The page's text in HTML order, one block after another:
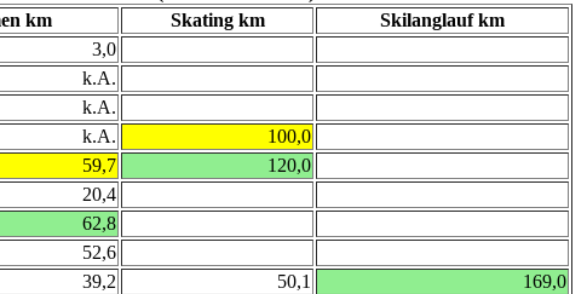
km Skating km
Skilanglauf km
3,0
k.A.
k.A.
k.A.
100,0
59,7
120,0
20,4
62,8
52,6
39,2 50,1
169,0